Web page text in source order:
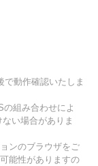
動作確認いたしま
組み合わせによ
い場合がありま
ンのブラウザをご
能性がありますの